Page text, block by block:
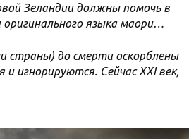
Зеландии должны помочь в
языка маори…
страны) до смерти оскорблены
игнорируются. Сейчас XXI век,